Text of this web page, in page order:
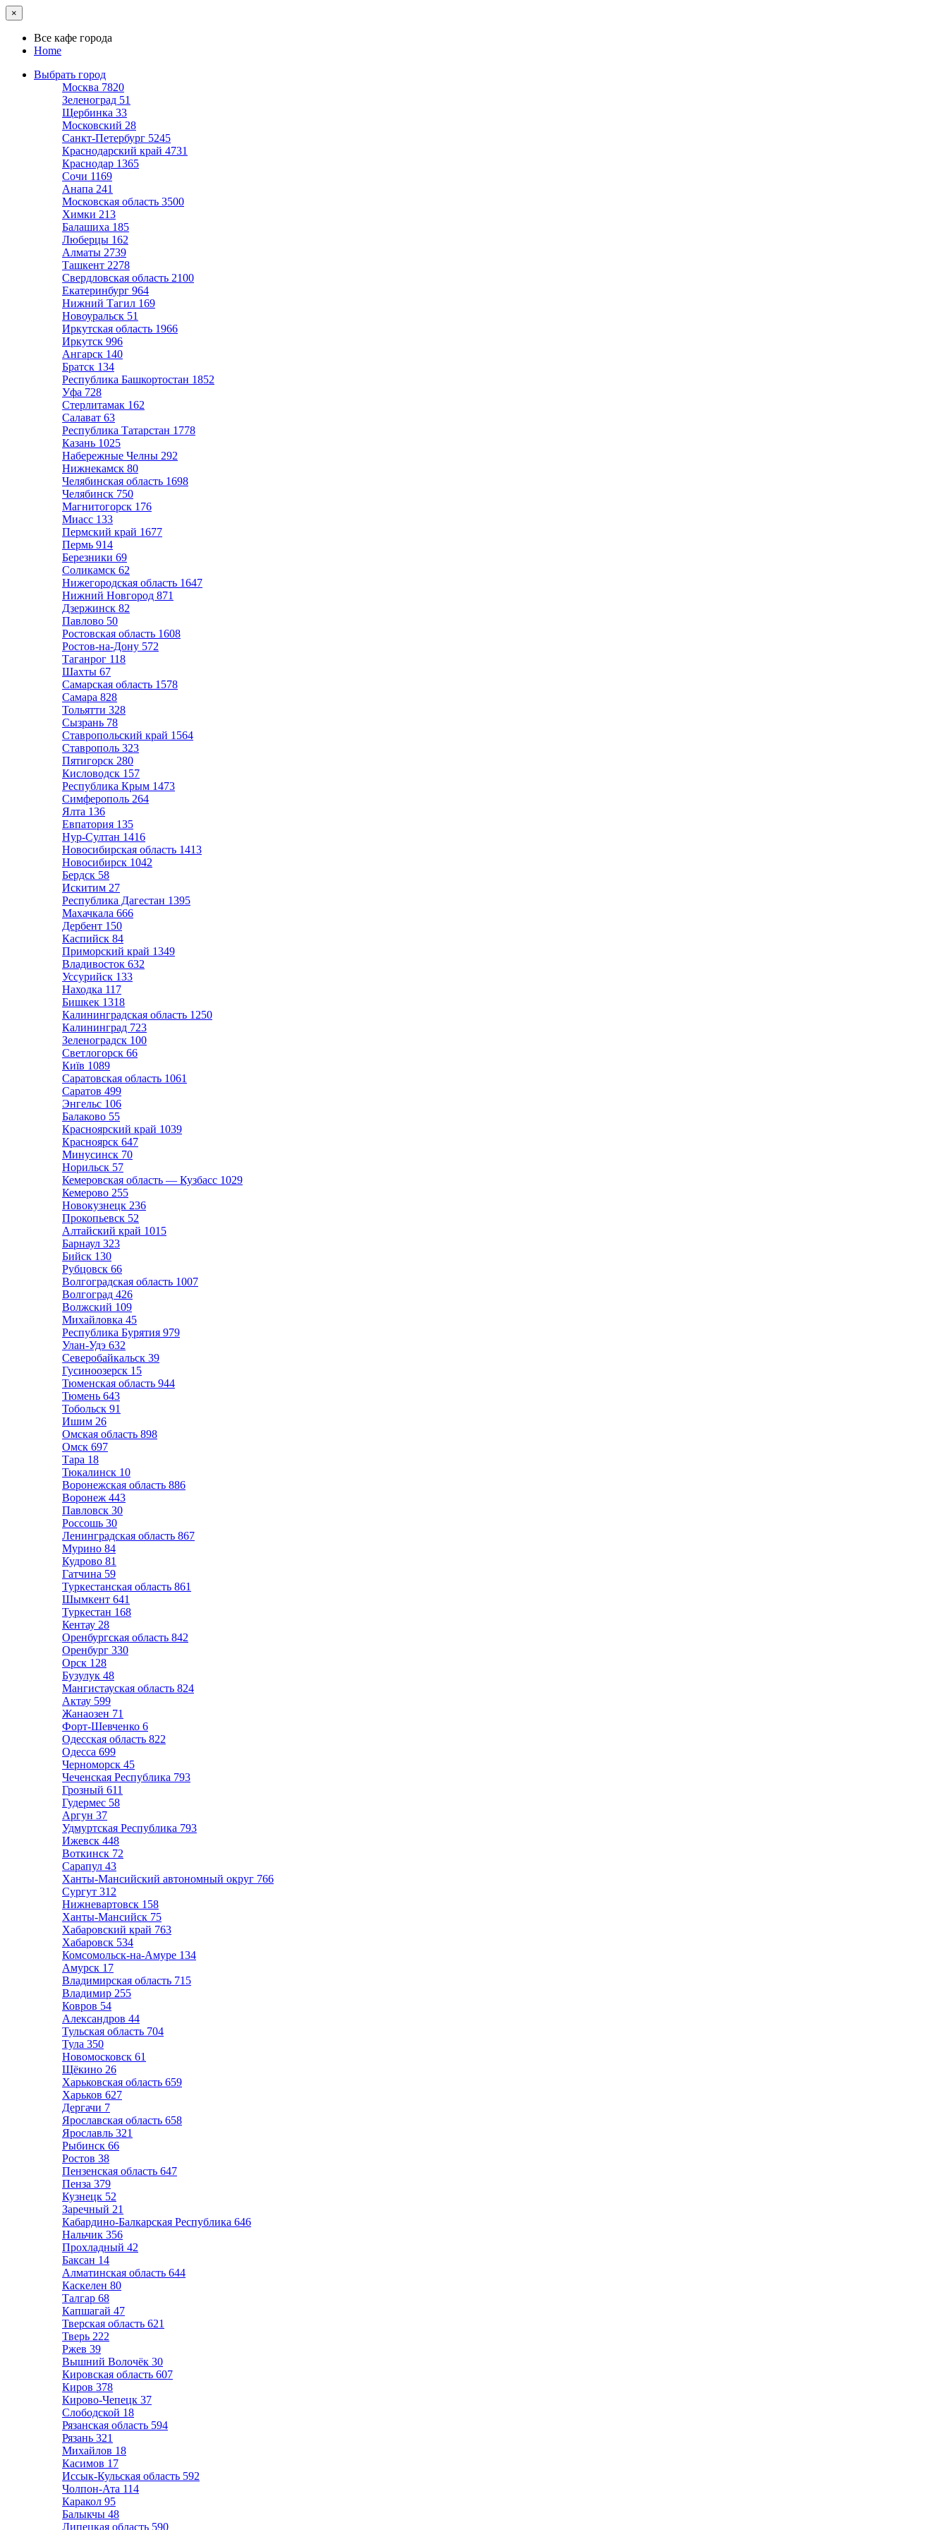
×
Все кафе города
Home
Выбрать город
Москва 7820
Зеленоград 51
Щербинка 33
Московский 28
Санкт-Петербург 5245
Краснодарский край 4731
Краснодар 1365
Сочи 1169
Анапа 241
Московская область 3500
Химки 213
Балашиха 185
Люберцы 162
Алматы 2739
Ташкент 2278
Свердловская область 2100
Екатеринбург 964
Нижний Тагил 169
Новоуральск 51
Иркутская область 1966
Иркутск 996
Ангарск 140
Братск 134
Республика Башкортостан 1852
Уфа 728
Стерлитамак 162
Салават 63
Республика Татарстан 1778
Казань 1025
Набережные Челны 292
Нижнекамск 80
Челябинская область 1698
Челябинск 750
Магнитогорск 176
Миасс 133
Пермский край 1677
Пермь 914
Березники 69
Соликамск 62
Нижегородская область 1647
Нижний Новгород 871
Дзержинск 82
Павлово 50
Ростовская область 1608
Ростов-на-Дону 572
Таганрог 118
Шахты 67
Самарская область 1578
Самара 828
Тольятти 328
Сызрань 78
Ставропольский край 1564
Ставрополь 323
Пятигорск 280
Кисловодск 157
Республика Крым 1473
Симферополь 264
Ялта 136
Евпатория 135
Нур-Султан 1416
Новосибирская область 1413
Новосибирск 1042
Бердск 58
Искитим 27
Республика Дагестан 1395
Махачкала 666
Дербент 150
Каспийск 84
Приморский край 1349
Владивосток 632
Уссурийск 133
Находка 117
Бишкек 1318
Калининградская область 1250
Калининград 723
Зеленоградск 100
Светлогорск 66
Київ 1089
Саратовская область 1061
Саратов 499
Энгельс 106
Балаково 55
Красноярский край 1039
Красноярск 647
Минусинск 70
Норильск 57
Кемеровская область — Кузбасс 1029
Кемерово 255
Новокузнецк 236
Прокопьевск 52
Алтайский край 1015
Барнаул 323
Бийск 130
Рубцовск 66
Волгоградская область 1007
Волгоград 426
Волжский 109
Михайловка 45
Республика Бурятия 979
Улан-Удэ 632
Северобайкальск 39
Гусиноозерск 15
Тюменская область 944
Тюмень 643
Тобольск 91
Ишим 26
Омская область 898
Омск 697
Тара 18
Тюкалинск 10
Воронежская область 886
Воронеж 443
Павловск 30
Россошь 30
Ленинградская область 867
Мурино 84
Кудрово 81
Гатчина 59
Туркестанская область 861
Шымкент 641
Туркестан 168
Кентау 28
Оренбургская область 842
Оренбург 330
Орск 128
Бузулук 48
Мангистауская область 824
Актау 599
Жанаозен 71
Форт-Шевченко 6
Одесская область 822
Одесса 699
Черноморск 45
Чеченская Республика 793
Грозный 611
Гудермес 58
Аргун 37
Удмуртская Республика 793
Ижевск 448
Воткинск 72
Сарапул 43
Ханты-Мансийский автономный округ 766
Сургут 312
Нижневартовск 158
Ханты-Мансийск 75
Хабаровский край 763
Хабаровск 534
Комсомольск-на-Амуре 134
Амурск 17
Владимирская область 715
Владимир 255
Ковров 54
Александров 44
Тульская область 704
Тула 350
Новомосковск 61
Щёкино 26
Харьковская область 659
Харьков 627
Дергачи 7
Ярославская область 658
Ярославль 321
Рыбинск 66
Ростов 38
Пензенская область 647
Пенза 379
Кузнецк 52
Заречный 21
Кабардино-Балкарская Республика 646
Нальчик 356
Прохладный 42
Баксан 14
Алматинская область 644
Каскелен 80
Талгар 68
Капшагай 47
Тверская область 621
Тверь 222
Ржев 39
Вышний Волочёк 30
Кировская область 607
Киров 378
Кирово-Чепецк 37
Слободской 18
Рязанская область 594
Рязань 321
Михайлов 18
Касимов 17
Иссык-Кульская область 592
Чолпон-Ата 114
Каракол 95
Балыкчы 48
Липецкая область 590